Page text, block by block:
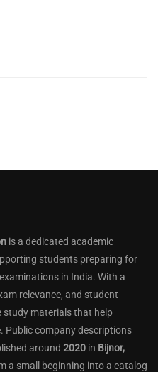
is a dedicated academic
students preparing for
in India. With a
relevance, and student
study materials that help
Public company descriptions
around 2020 in Bijnor,
a small beginning into a catalog